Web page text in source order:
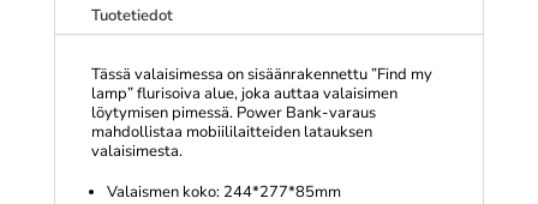
Tuotetiedot
Tässä valaisimessa on sisäänrakennettu ”Find my
lamp” flurisoiva alue, joka auttaa valaisimen
löytymisen pimessä. Power Bank-varaus
mahdollistaa mobiililaitteiden latauksen
valaisimesta.
Valaismen koko: 244*277*85mm